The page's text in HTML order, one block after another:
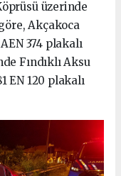
üzerinde
Akçakoca
374 plakalı
Fındıklı Aksu
EN 120 plakalı